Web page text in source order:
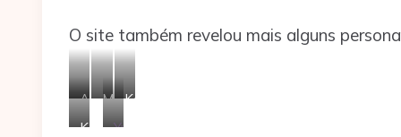
O site também revelou mais alguns
Ayaka
Fukuhara
Mayumi
Asano
Keiko
KōheiYui